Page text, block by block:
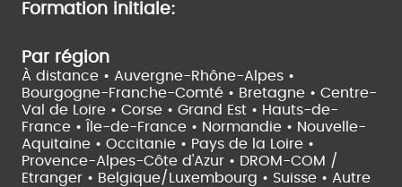
Formation initiale:
Par région
À distance • Auvergne-Rhône-Alpes •
Bourgogne-Franche-Comté • Bretagne • Centre-
Val de Loire • Corse • Grand Est • Hauts-de-
France •
Île-de-France • Normandie • Nouvelle-
Aquitaine • Occitanie • Pays de la Loire •
Provence-Alpes-Côte d'Azur • DROM-COM /
Etranger • Belgique/Luxembourg • Suisse • Autre